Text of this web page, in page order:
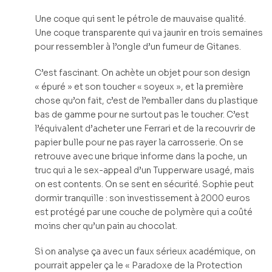
Une coque qui sent le pétrole de mauvaise qualité.
Une coque transparente qui va jaunir en trois semaines
pour ressembler à l’ongle d’un fumeur de Gitanes.
C’est fascinant. On achète un objet pour son design
« épuré » et son toucher « soyeux », et la première
chose qu’on fait, c’est de l’emballer dans du plastique
bas de gamme pour ne surtout pas le toucher. C’est
l’équivalent d’acheter une Ferrari et de la recouvrir de
papier bulle pour ne pas rayer la carrosserie. On se
retrouve avec une brique informe dans la poche, un
truc qui a le sex-appeal d’un Tupperware usagé, mais
on est contents. On se sent en sécurité. Sophie peut
dormir tranquille : son investissement à 2000 euros
est protégé par une couche de polymère qui a coûté
moins cher qu’un pain au chocolat.
Si on analyse ça avec un faux sérieux académique, on
pourrait appeler ça le « Paradoxe de la Protection